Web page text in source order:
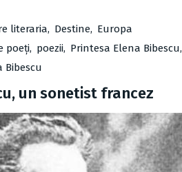
literaria, Destine, Europa
poeți, poezii, Printesa Elena Bibescu,
Bibescu
un sonetist francez